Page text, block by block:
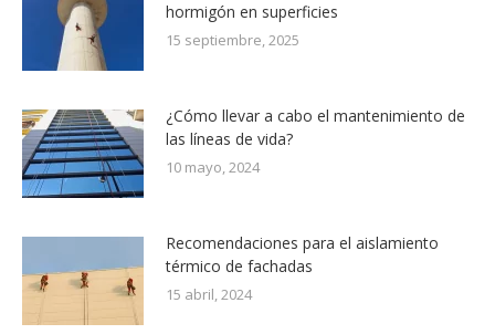
hormigón en superficies
15 septiembre, 2025
¿Cómo llevar a cabo el mantenimiento de
las líneas de vida?
10 mayo, 2024
Recomendaciones para el aislamiento
térmico de fachadas
15 abril, 2024